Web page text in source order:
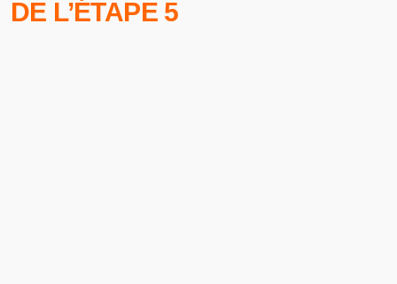
DE L’ÉTAPE 5